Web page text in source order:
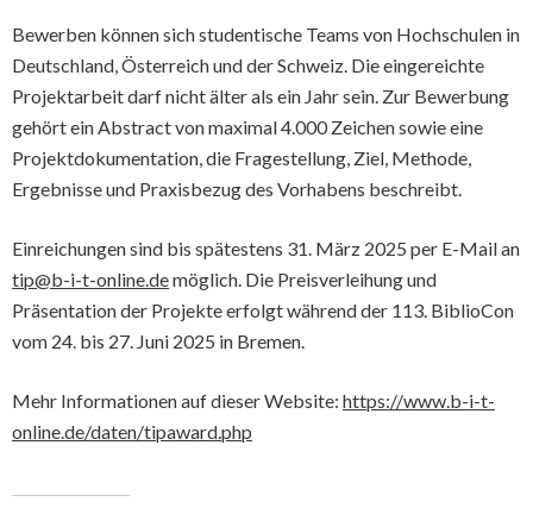
Bewerben können sich studentische Teams von Hochschulen in
Deutschland, Österreich und der Schweiz. Die eingereichte
Projektarbeit darf nicht älter als ein Jahr sein. Zur Bewerbung
gehört ein Abstract von maximal 4.000 Zeichen sowie eine
Projektdokumentation, die Fragestellung, Ziel, Methode,
Ergebnisse und Praxisbezug des Vorhabens beschreibt.
Einreichungen sind bis spätestens 31. März 2025 per E-Mail an
tip@b-i-t-online.demöglich. Die Preisverleihung und
Präsentation der Projekte erfolgt während der 113. BiblioCon
vom 24. bis 27. Juni 2025 in Bremen.
Mehr Informationen auf dieser Website: https://www.b-i-t-
online.de/daten/tipaward.php